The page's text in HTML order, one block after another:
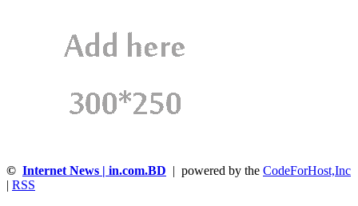
© Internet News | in.com.BD | powered by the CodeForHost,Inc
| RSS